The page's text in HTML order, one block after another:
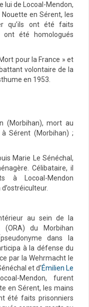
lui de Locoal-Mendon,
en Sérent, les
qu’ils ont été faits
ont été homologués
pour la France » et
volontaire de la
en 1953.
(Morbihan), mort au
Sérent (Morbihan) ;
Marie Le Sénéchal,
Célibataire, il
à Locoal-Mendon
au sein de la
(ORA) du Morbihan
dans la
à la défense du
par la Wehrmacht le
et d’Émilien Le
Mendon, furent
en Sérent, les mains
été faits prisonniers